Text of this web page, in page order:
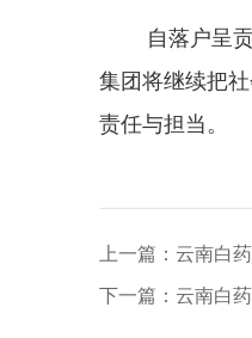
自落户呈
集团将继续把
责任与担当。
上一篇： 云南白
下一篇： 云南白